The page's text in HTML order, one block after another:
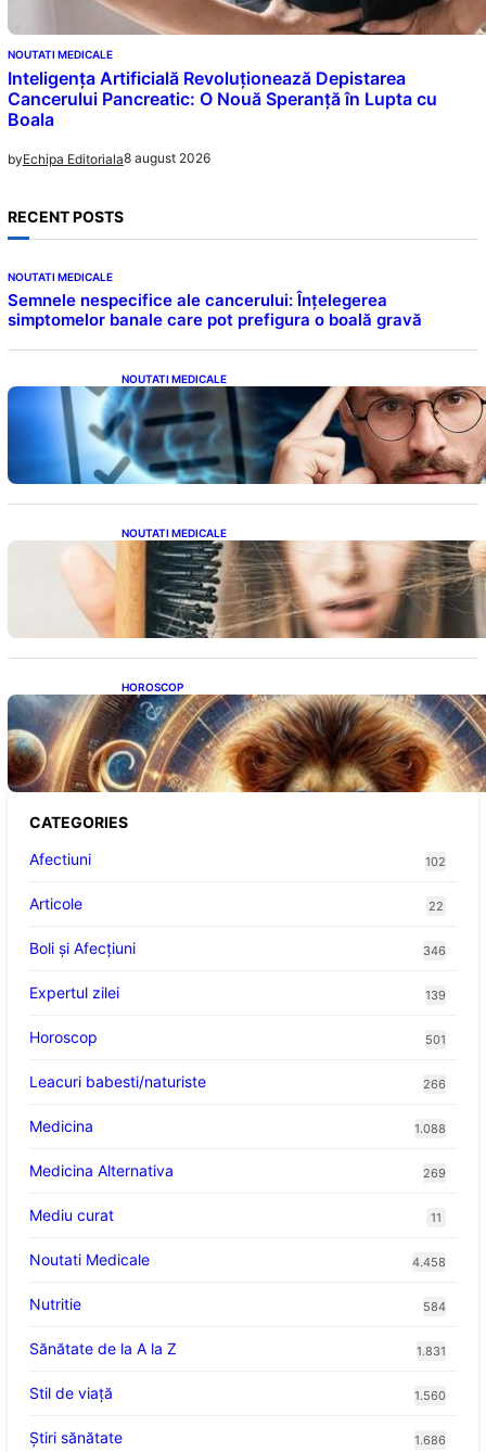
NOUTATI MEDICALE
Inteligența Artificială Revoluționează Depistarea
Cancerului Pancreatic: O Nouă Speranță în Lupta cu
Boala
byEchipa Editoriala8 august 2026
RECENT POSTS
NOUTATI MEDICALE
Semnele nespecifice ale cancerului: Înțelegerea
simptomelor banale care pot prefigura o boală gravă
NOUTATI MEDICALE
Inteligența dincolo de note: Semnele unui IQ
ridicat care nu țin de școală
NOUTATI MEDICALE
Semnele unei deficiențe de proteine:
Impactul asupra sănătății tale
HOROSCOP
Portalul Leului 8/8: Oportunități de
Abundență pentru Cinci Zodii în 2026
CATEGORIES
Afectiuni
102
Articole 22
Boli și Afecțiuni 346
Expertul zilei 139
Horoscop 501
Leacuri babesti/naturiste 266
Medicina 1.088
Medicina Alternativa 269
Mediu curat 11
Noutati Medicale 4.458
Nutritie 584
Sănătate de la A la Z 1.831
Stil de viaţă 1.560
Ştiri sănătate 1.686